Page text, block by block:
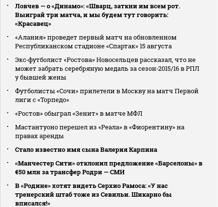
Ловчев — о «Динамо»: «Шварц, заткни им всем рот.
Выиграй три матча, и мы будем тут говорить:
«Красавец»
«Алания» проведет первый матч на обновленном
Республиканском стадионе «Спартак» 15 августа
Экс‑футболист «Ростова» Новосельцев рассказал, что не
может забрать серебряную медаль за сезон‑2015/16 в РПЛ
у бывшей жены
Футболисты «Сочи» прилетели в Москву на матч Первой
лиги с «Торпедо»
«Ростов» обыграл «Зенит» в матче МФЛ
Мастантуоно перешел из «Реала» в «Фиорентину» на
правах аренды
Стало известно имя сына Валерия Карпина
«Манчестер Сити» отклонил предложение «Барселоны» в
€50 млн за трансфер Родри — СМИ
В «Родине» хотят видеть Серхио Рамоса: «У нас
тренерский штаб тоже из Севильи. Шикарно бы
вписался!»